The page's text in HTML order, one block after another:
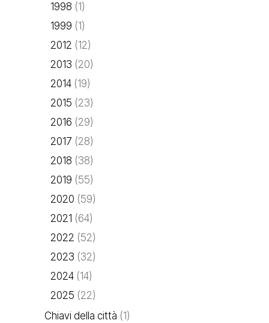
1998 (1)
1999 (1)
2012 (12)
2013 (20)
2014 (19)
2015 (23)
2016 (29)
2017 (28)
2018 (38)
2019 (55)
2020 (59)
2021 (64)
2022 (52)
2023 (32)
2024 (14)
2025 (22)
Chiavi della città (1)